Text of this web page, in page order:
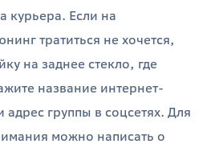
курьера. Если на
тратиться не хочется,
на заднее стекло, где
название интернет-
адрес группы в соцсетях. Для
можно написать о